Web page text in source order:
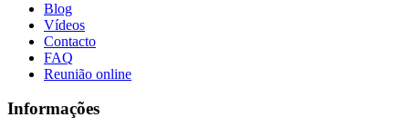
Blog
Vídeos
Contacto
FAQ
Reunião online
Informações